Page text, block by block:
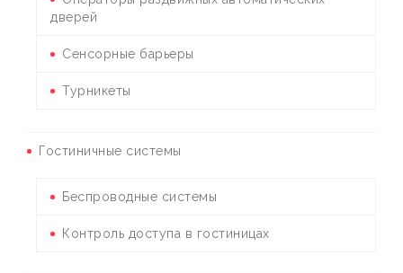
дверей
Сенсорные барьеры
Турникеты
Гостиничные системы
Беспроводные системы
Контроль доступа в гостиницах